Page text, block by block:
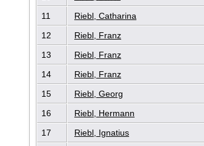
11
Riebl, Catharina
12
Riebl, Franz
13
Riebl, Franz
14
Riebl, Franz
15
Riebl, Georg
16
Riebl, Hermann
17
Riebl, Ignatius